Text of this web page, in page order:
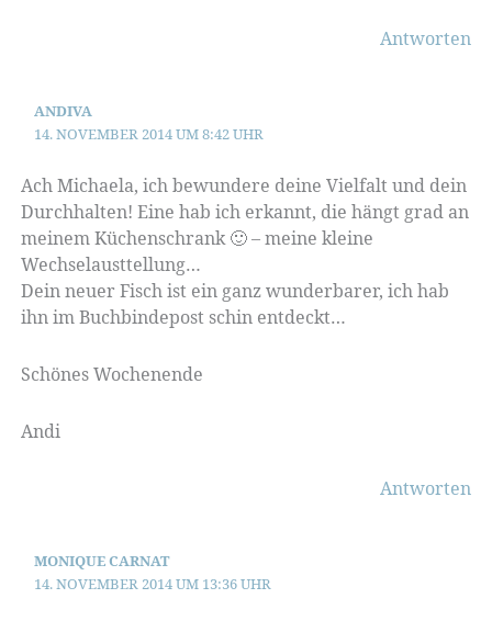
Antworten
ANDIVA
14. NOVEMBER 2014 UM 8:42 UHR
Ach Michaela, ich bewundere deine Vielfalt und dein
Durchhalten! Eine hab ich erkannt, die hängt grad an
meinem Küchenschrank 🙂 – meine kleine
Wechselausttellung…
Dein neuer Fisch ist ein ganz wunderbarer, ich hab
ihn im Buchbindepost schin entdeckt…
Schönes Wochenende
Andi
Antworten
MONIQUE CARNAT
14. NOVEMBER 2014 UM 13:36 UHR